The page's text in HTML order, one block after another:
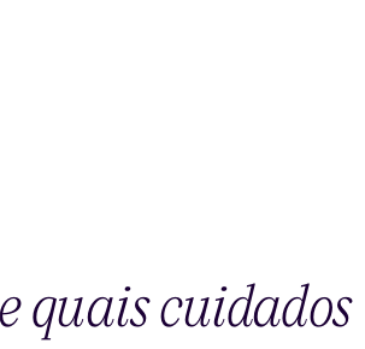
quais cuidados